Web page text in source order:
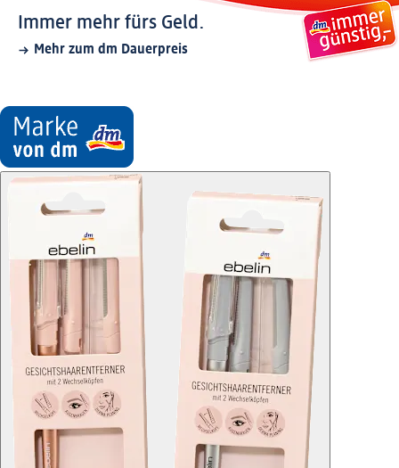
Immer mehr fürs Geld.
Mehr zum dm Dauerpreis